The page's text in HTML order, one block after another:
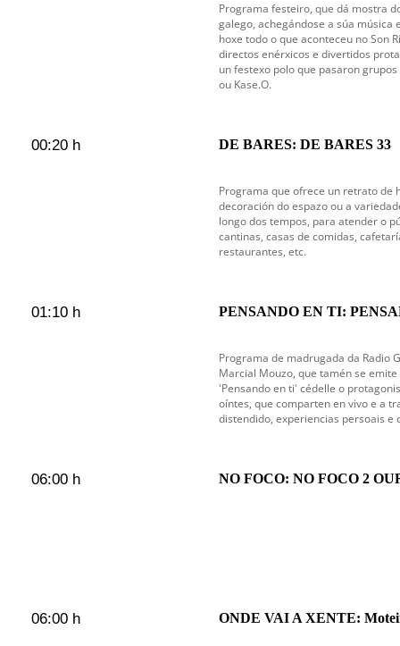
Programa festeiro, que dá mostra
galego, achegándose a súa música
hoxe todo o que aconteceu no Son
directos enérxicos e divertidos
un festexo polo que pasaron
ou Kase.O.
00:20 h DE BARES: DE BARES 33
Programa que ofrece un retrato de
decoración do espazo ou a
longo dos tempos, para atender o
cantinas, casas de comidas,
restaurantes, etc.
01:10 h PENSANDO EN TI:
Programa de madrugada da Radio
Marcial Mouzo, que tamén se
'Pensando en ti' cédelle o
oíntes, que comparten en vivo e a
distendido, experiencias persoais
06:00 h NO FOCO: NO FOCO 2
06:00 h ONDE VAI A XENTE: